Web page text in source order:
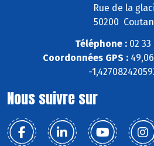
Rue de la
50200
Téléphone :02 33
Coordonnées GPS :
-
Nous suivre sur